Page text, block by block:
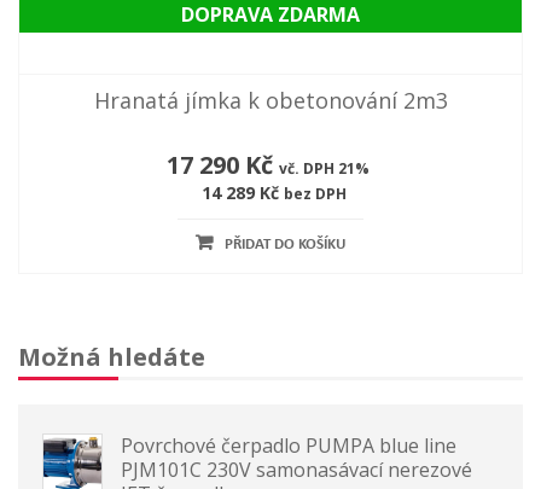
DOPRAVA ZDARMA
Hranatá jímka k obetonování 2m3
17 290 Kč vč. DPH 21%
14 289 Kč bez DPH
PŘIDAT DO KOŠÍKU
Možná hledáte
Povrchové čerpadlo PUMPA blue line
PJM101C 230V samonasávací nerezové